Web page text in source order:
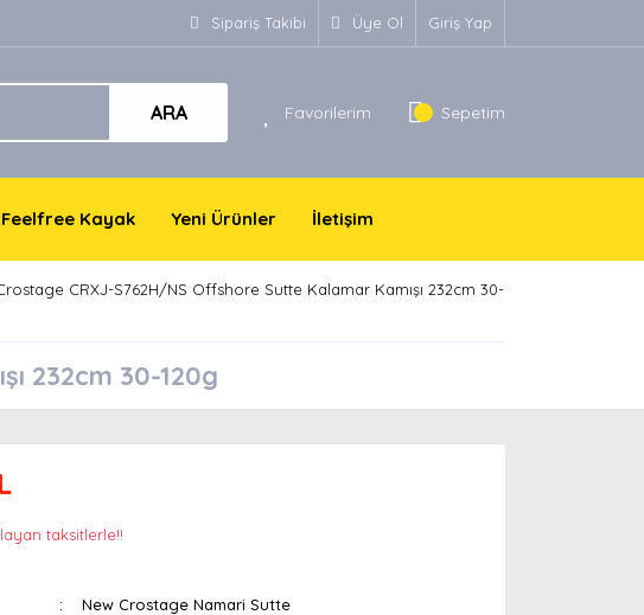
Sipariş Takibi Üye Ol Giriş Yap
ARA Favorilerim Sepetim
Feelfree Kayak Yeni Ürünler İletişim
CRXJ-S762H/NS Offshore Sutte Kalamar Kamışı 232cm 30-
232cm 30-120g
taksitlerle!!
New Crostage Namari Sutte